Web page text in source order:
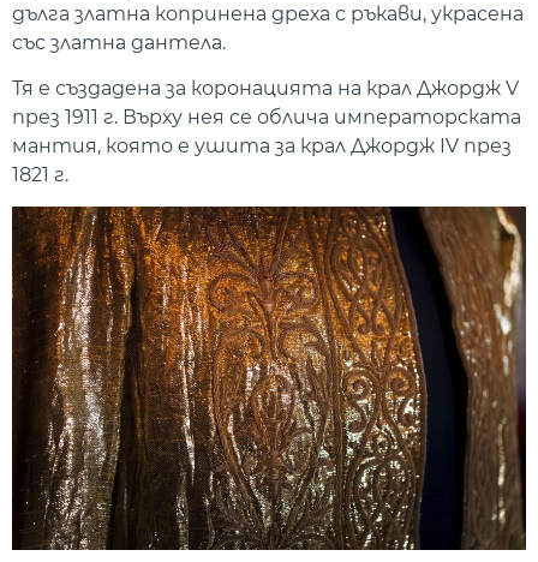
дълга златна копринена дреха с ръкави, украсена
със златна дантела.
Тя е създадена за коронацията на крал Джордж V
през 1911 г. Върху нея се облича императорската
мантия, която е ушита за крал Джордж IV през
1821 г.